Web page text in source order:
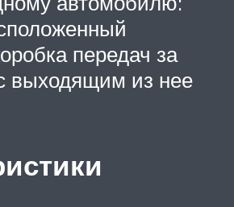
передач за
выходящим из нее